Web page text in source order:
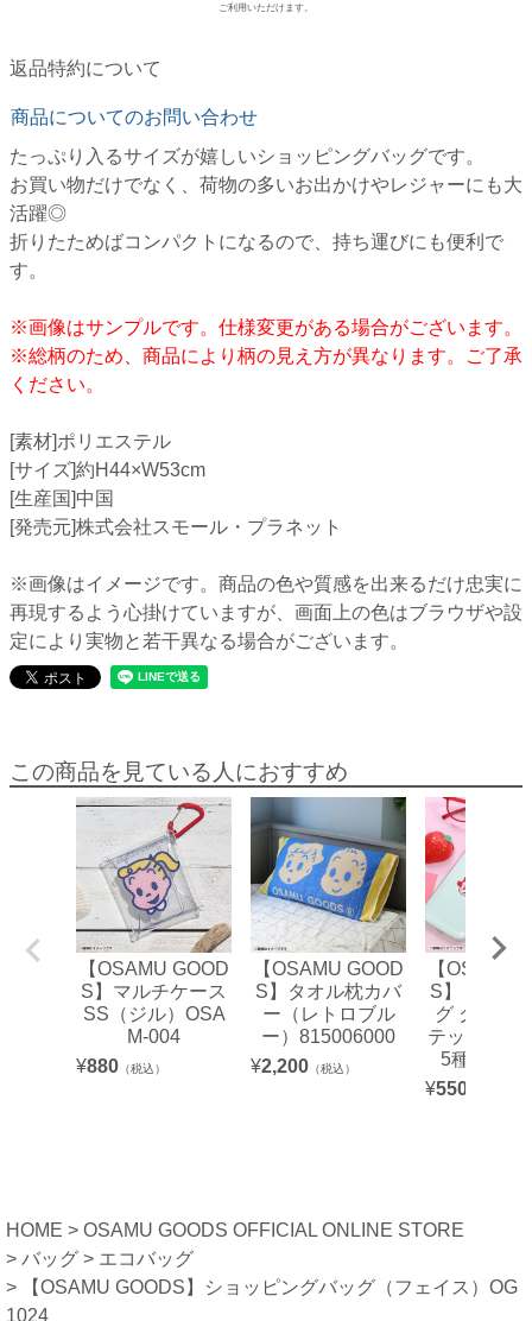
ご利用いただけます。
返品特約について
商品についてのお問い合わせ
たっぷり入るサイズが嬉しいショッピングバッグです。
お買い物だけでなく、荷物の多いお出かけやレジャーにも大
活躍◎
折りたためばコンパクトになるので、持ち運びにも便利で
す。
※画像はサンプルです。仕様変更がある場合がございます。
※総柄のため、商品により柄の見え方が異なります。ご了承
ください。
[素材]ポリエステル
[サイズ]約H44×W53cm
[生産国]中国
[発売元]株式会社スモール・プラネット
※画像はイメージです。商品の色や質感を出来るだけ忠実に
再現するよう心掛けていますが、画面上の色はブラウザや設
定により実物と若干異なる場合がございます。
この商品を見ている人におすすめ
【OSAMU GOOD
S】マルチケース
SS（ジル）OSA
M-004
¥880 （税込）
【OSAMU GOOD
S】タオル枕カバ
ー（レトロブル
ー）815006000
¥2,200 （税込）
【OSAMU
S】トレー
グ グリッ
テッカー単
5種）
¥550
HOME
OSAMU GOODS OFFICIAL ONLINE STORE
バッグ
エコバッグ
【OSAMU GOODS】ショッピングバッグ（フェイス）OG
1024